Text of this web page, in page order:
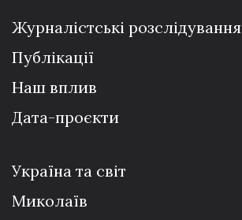
Журналістські розслідування
Публікації
Наш вплив
Дата-проєкти
Україна та світ
Миколаїв